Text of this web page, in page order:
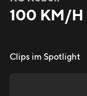
100 KM/H
Clips im Spotlight